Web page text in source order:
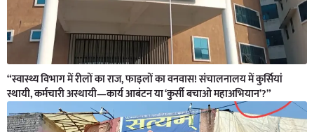
“स्वास्थ्य विभाग में रीलों का राज, फाइलों का वनवास! संचालनालय में कुर्सियां
स्थायी, कर्मचारी अस्थायी—कार्य आबंटन या ‘कुर्सी बचाओ महाअभियान’?”